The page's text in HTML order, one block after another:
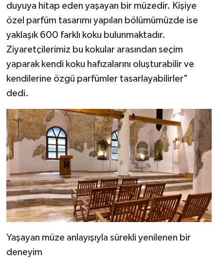
duyuya hitap eden yaşayan bir müzedir. Kişiye
özel parfüm tasarımı yapılan bölümümüzde ise
yaklaşık 600 farklı koku bulunmaktadır.
Ziyaretçilerimiz bu kokular arasından seçim
yaparak kendi koku hafızalarını oluşturabilir ve
kendilerine özgü parfümler tasarlayabilirler"
dedi.
Yaşayan müze anlayışıyla sürekli yenilenen bir
deneyim